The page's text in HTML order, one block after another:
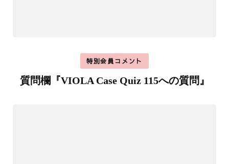
特別会員コメント
質問欄『VIOLA Case Quiz 115への質問』